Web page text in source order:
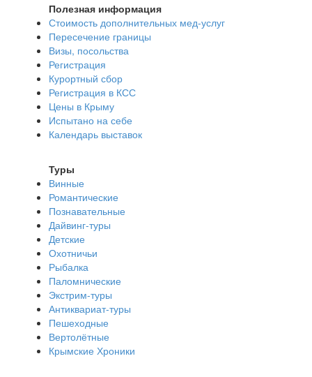
Полезная информация
Стоимость дополнительных мед-услуг
Пересечение границы
Визы, посольства
Регистрация
Курортный сбор
Регистрация в КСС
Цены в Крыму
Испытано на себе
Календарь выставок
Туры
Винные
Романтические
Познавательные
Дайвинг-туры
Детские
Охотничьи
Рыбалка
Паломнические
Экстрим-туры
Антиквариат-туры
Пешеходные
Вертолётные
Крымские Хроники